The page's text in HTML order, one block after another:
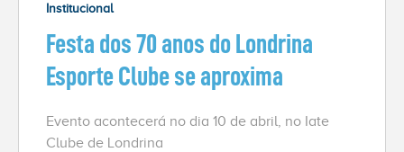
Institucional
Festa dos 70 anos do Londrina
Esporte Clube se aproxima
Evento acontecerá no dia 10 de abril, no Iate
Clube de Londrina